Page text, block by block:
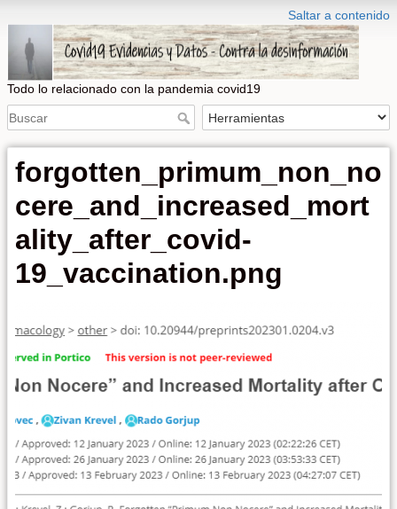
Saltar a contenido
Todo lo relacionado con la pandemia covid19
forgotten_primum_non_no
cere_and_increased_mort
ality_after_covid-
19_vaccination.png